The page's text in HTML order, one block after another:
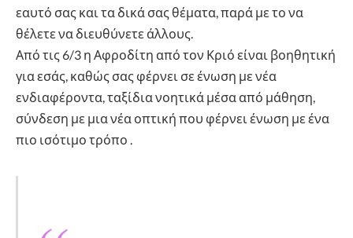
εαυτό σας και τα δικά σας θέματα, παρά με το να
θέλετε να διευθύνετε άλλους.
Από τις 6/3 η Αφροδίτη από τον Κριό είναι βοηθητική
για εσάς, καθώς σας φέρνει σε ένωση με νέα
ενδιαφέροντα, ταξίδια νοητικά μέσα από μάθηση,
σύνδεση με μια νέα οπτική που φέρνει ένωση με ένα
πιο ισότιμο τρόπο .